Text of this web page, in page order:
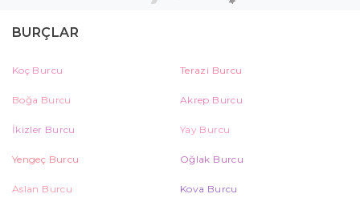
BURÇLAR
Koç Burcu Terazi Burcu
Boğa Burcu Akrep Burcu
İkizler Burcu Yay Burcu
Yengeç Burcu Oğlak Burcu
Aslan Burcu Kova Burcu